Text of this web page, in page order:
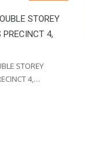
STOREY
PRECINCT 4,
STOREY
4,…